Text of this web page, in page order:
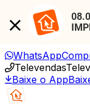
WhatsApp
Televendas
Baixe o App